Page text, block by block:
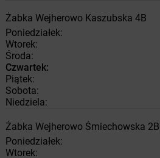
Żabka Wejherowo Kaszubska 4B
Poniedziałek:
Wtorek:
Środa:
Czwartek:
Piątek:
Sobota:
Niedziela:
Żabka Wejherowo Śmiechowska 2B
Poniedziałek:
Wtorek: